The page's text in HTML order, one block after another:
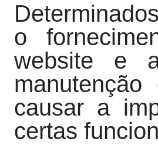
o
website e
causar a
certas